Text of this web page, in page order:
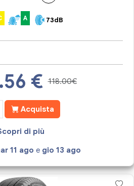
A 73dB
€ 118.00€
Acquista
di più
11 ago e gio 13 ago